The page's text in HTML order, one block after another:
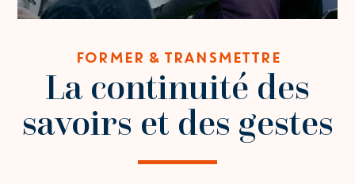
FORMER & TRANSMETTRE
La continuité des
savoirs et des gestes